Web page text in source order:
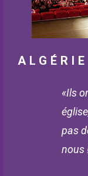
ALGÉRIE
«Ils
pas
nous